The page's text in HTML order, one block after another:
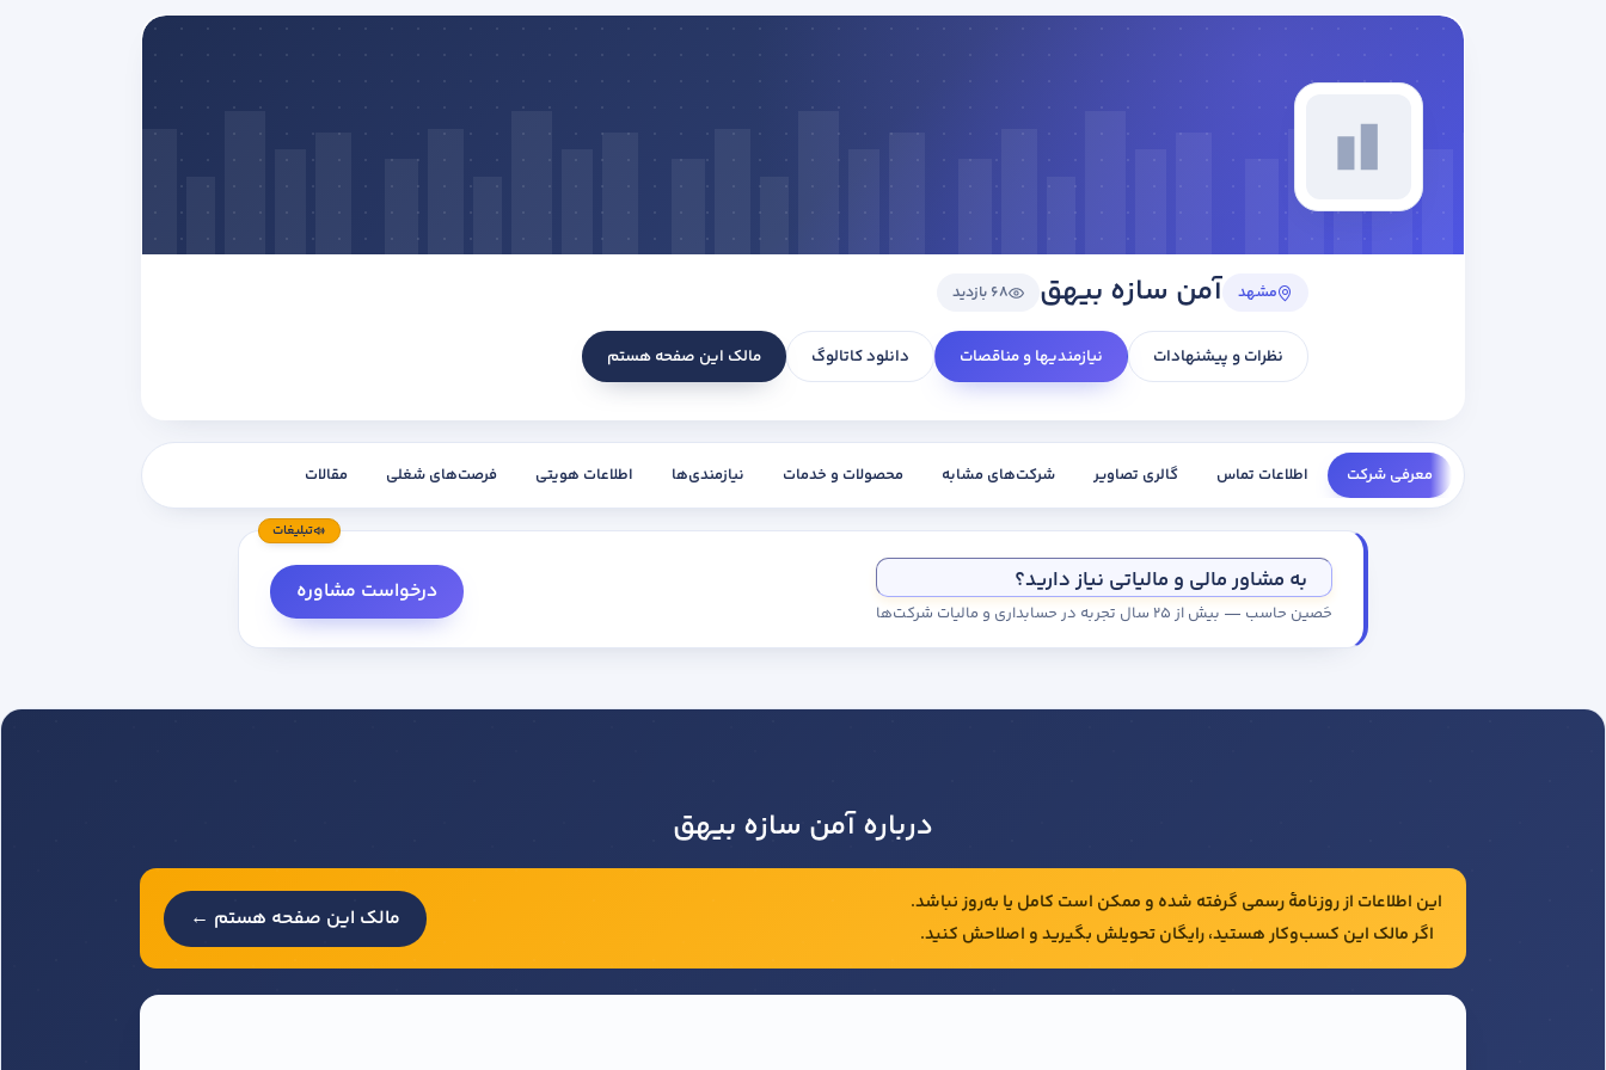
مشهد آمن سازه بیهق 68 بازدید
نظرات و پیشنهادات نیازمندیها و مناقصات دانلود کاتالوگ مالک این صفحه هستم
معرفی شرکت اطلاعات تماس گالری تصاویر شرکت‌های مشابه محصولات و خدمات نیازمندی‌ها اطلاعات هویتی فرصت‌های شغلی مقالات
تبلیغات
به مشاور مالی و مالیاتی نیاز دارید؟
حَصین حاسب — بیش از ۲۵ سال تجربه در حسابداری و مالیات شرکت‌ها
درخواست مشاوره
درباره آمن سازه بیهق
این اطلاعات از روزنامهٔ رسمی گرفته شده و ممکن است کامل یا به‌روز نباشد.
اگر مالک این کسب‌وکار هستید، رایگان تحویلش بگیرید و اصلاحش کنید.
مالک این صفحه هستم ←